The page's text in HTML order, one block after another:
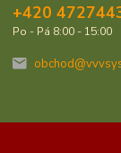
+420
Po - Pá 8:00 - 15:00